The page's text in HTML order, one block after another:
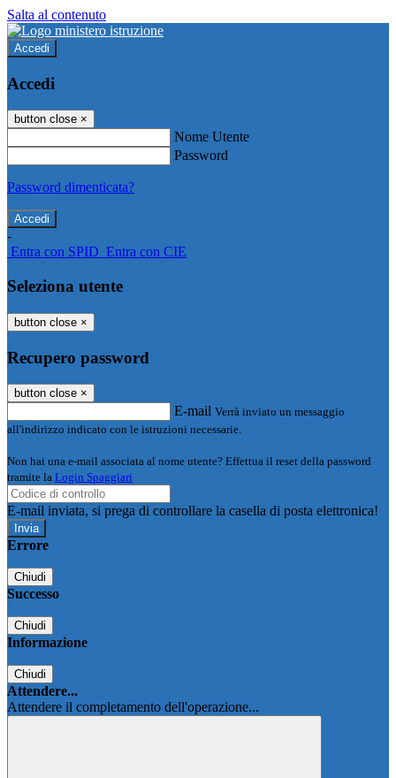
Salta al contenuto
Accedi
Accedi
button close ×
Nome Utente
Password
Password dimenticata?
-
Entra con SPID Entra con CIE
Seleziona utente
button close ×
Recupero password
button close ×
E-mail Verrà inviato un messaggio
all'indirizzo indicato con le istruzioni necessarie.
Non hai una e-mail associata al nome utente? Effettua il reset della password
tramite la Login Spaggiari
E-mail inviata, si prega di controllare la casella di posta elettronica!
Errore
Chiudi
Successo
Chiudi
Informazione
Chiudi
Attendere...
Attendere il completamento dell'operazione...